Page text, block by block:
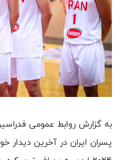
پسران ایران در آخرین دیدار